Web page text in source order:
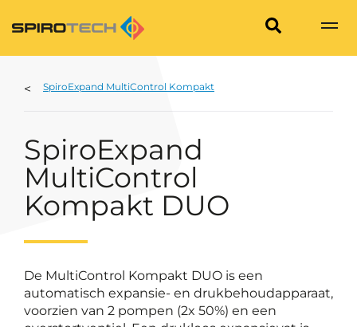
SpiroExpand MultiControl Kompakt
SpiroExpand
MultiControl
Kompakt DUO
De MultiControl Kompakt DUO is een
automatisch expansie- en drukbehoudapparaat,
voorzien van 2 pompen (2x 50%) en een